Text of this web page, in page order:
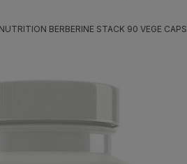
BERBERINE STACK 90 VEGE CAPS